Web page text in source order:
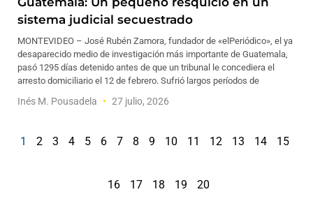
sistema judicial secuestrado
MONTEVIDEO – José Rubén Zamora, fundador de «elPeriódico», el ya
desaparecido medio de investigación más importante de Guatemala,
pasó 1295 días detenido antes de que un tribunal le concediera el
arresto domiciliario el 12 de febrero. Sufrió largos períodos de
Inés M. Pousadela 27 julio, 2026
1 2 3 4 5 6 7 8 9 10 11 12 13 14 15
16 17 18 19 20